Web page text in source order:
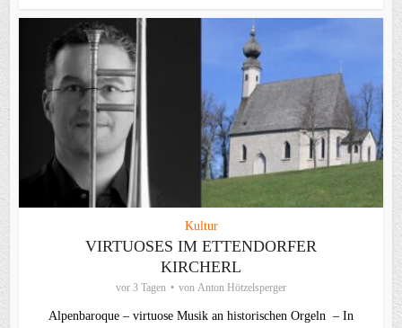
Kultur
VIRTUOSES IM ETTENDORFER
KIRCHERL
vor 3 Tagen von Anton Hötzelsperger
Alpenbaroque – virtuose Musik an historischen Orgeln – In